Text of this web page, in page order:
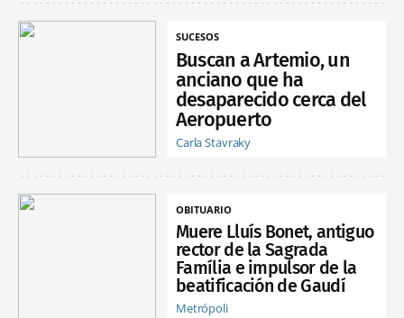
SUCESOS
Buscan a Artemio, un
anciano que ha
desaparecido cerca del
Aeropuerto
Carla Stavraky
OBITUARIO
Muere Lluís Bonet, antiguo
rector de la Sagrada
Família e impulsor de la
beatificación de Gaudí
Metrópoli